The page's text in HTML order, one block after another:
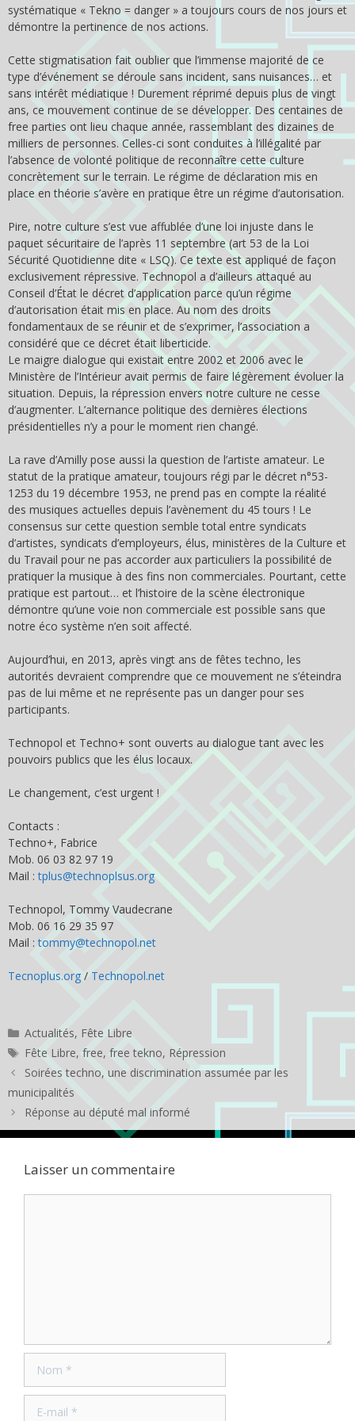
systématique « Tekno = danger » a toujours cours de nos jours et
démontre la pertinence de nos actions.
Cette stigmatisation fait oublier que l’immense majorité de ce
type d’événement se déroule sans incident, sans nuisances… et
sans intérêt médiatique ! Durement réprimé depuis plus de vingt
ans, ce mouvement continue de se développer. Des centaines de
free parties ont lieu chaque année, rassemblant des dizaines de
milliers de personnes. Celles-ci sont conduites à l’illégalité par
l’absence de volonté politique de reconnaître cette culture
concrètement sur le terrain. Le régime de déclaration mis en
place en théorie s’avère en pratique être un régime d’autorisation.
Pire, notre culture s’est vue affublée d’une loi injuste dans le
paquet sécuritaire de l’après 11 septembre (art 53 de la Loi
Sécurité Quotidienne dite « LSQ). Ce texte est appliqué de façon
exclusivement répressive. Technopol a d’ailleurs attaqué au
Conseil d’État le décret d’application parce qu’un régime
d’autorisation était mis en place. Au nom des droits
fondamentaux de se réunir et de s’exprimer, l’association a
considéré que ce décret était liberticide.
Le maigre dialogue qui existait entre 2002 et 2006 avec le
Ministère de l’Intérieur avait permis de faire légèrement évoluer la
situation. Depuis, la répression envers notre culture ne cesse
d’augmenter. L’alternance politique des dernières élections
présidentielles n’y a pour le moment rien changé.
La rave d’Amilly pose aussi la question de l’artiste amateur. Le
statut de la pratique amateur, toujours régi par le décret n°53-
1253 du 19 décembre 1953, ne prend pas en compte la réalité
des musiques actuelles depuis l’avènement du 45 tours ! Le
consensus sur cette question semble total entre syndicats
d’artistes, syndicats d’employeurs, élus, ministères de la Culture et
du Travail pour ne pas accorder aux particuliers la possibilité de
pratiquer la musique à des fins non commerciales. Pourtant, cette
pratique est partout… et l’histoire de la scène électronique
démontre qu’une voie non commerciale est possible sans que
notre éco système n’en soit affecté.
Aujourd’hui, en 2013, après vingt ans de fêtes techno, les
autorités devraient comprendre que ce mouvement ne s’éteindra
pas de lui même et ne représente pas un danger pour ses
participants.
Technopol et Techno+ sont ouverts au dialogue tant avec les
pouvoirs publics que les élus locaux.
Le changement, c’est urgent !
Contacts :
Techno+, Fabrice
Mob. 06 03 82 97 19
Mail :tplus@technoplsus.org
Technopol, Tommy Vaudecrane
Mob. 06 16 29 35 97
Mail :tommy@technopol.net
Tecnoplus.org / Technopol.net
Catégories
Actualités, Fête Libre
Étiquettes
Fête Libre,free,free tekno, Répression
Soirées techno, une discrimination assumée par les
municipalités
Réponse au député mal informé
Laisser un commentaire